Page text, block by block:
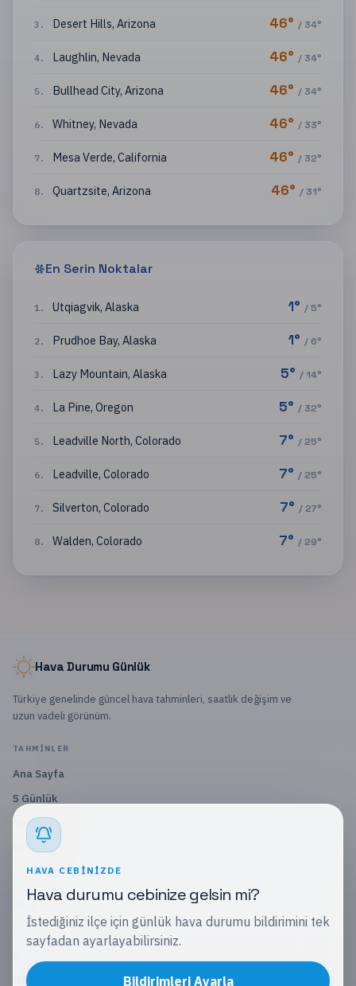
3 . Desert Hills, Arizona 46° / 34°
4. Laughlin, Nevada 46° / 34°
5. Bullhead City, Arizona 46° / 34°
6. Whitney, Nevada 46° / 33°
7. Mesa Verde, California 46° / 32°
8. Quartzsite, Arizona 46° / 31°
En Serin Noktalar
1 . Utqiagvik, Alaska 1° / 5°
2. Prudhoe Bay, Alaska 1° / 6°
3 . Lazy Mountain, Alaska 5° / 14°
4. La Pine, Oregon 5° / 32°
5. Leadville North, Colorado 7° / 25°
6. Leadville, Colorado 7° / 25°
7. Silverton, Colorado 7° / 27°
8. Walden, Colorado 7° / 29°
Hava Durumu Günlük
Türkiye genelinde güncel hava tahminleri, saatlik değişim ve
uzun vadeli görünüm.
TAHMINLER
Ana Sayfa
5 Günlük
10 Günlük
15 Günlük
Gizlilik Politikası
İletişim
HAVA CEBINIZDE
Hava durumu cebinize gelsin mi?
İstediğiniz ilçe için günlük hava durumu bildirimini tek
sayfadan ayarlayabilirsiniz.
Bildirimleri Ayarla